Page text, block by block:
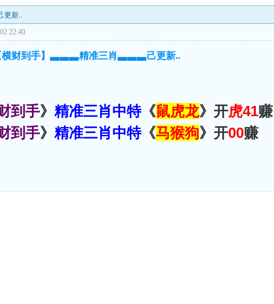
更新..
22:40
横财到手】▃▃▃精准三肖▃▃▃己更新..
到手》精准三肖中特《鼠虎龙》开虎41赚
到手》精准三肖中特《马猴狗》开00赚